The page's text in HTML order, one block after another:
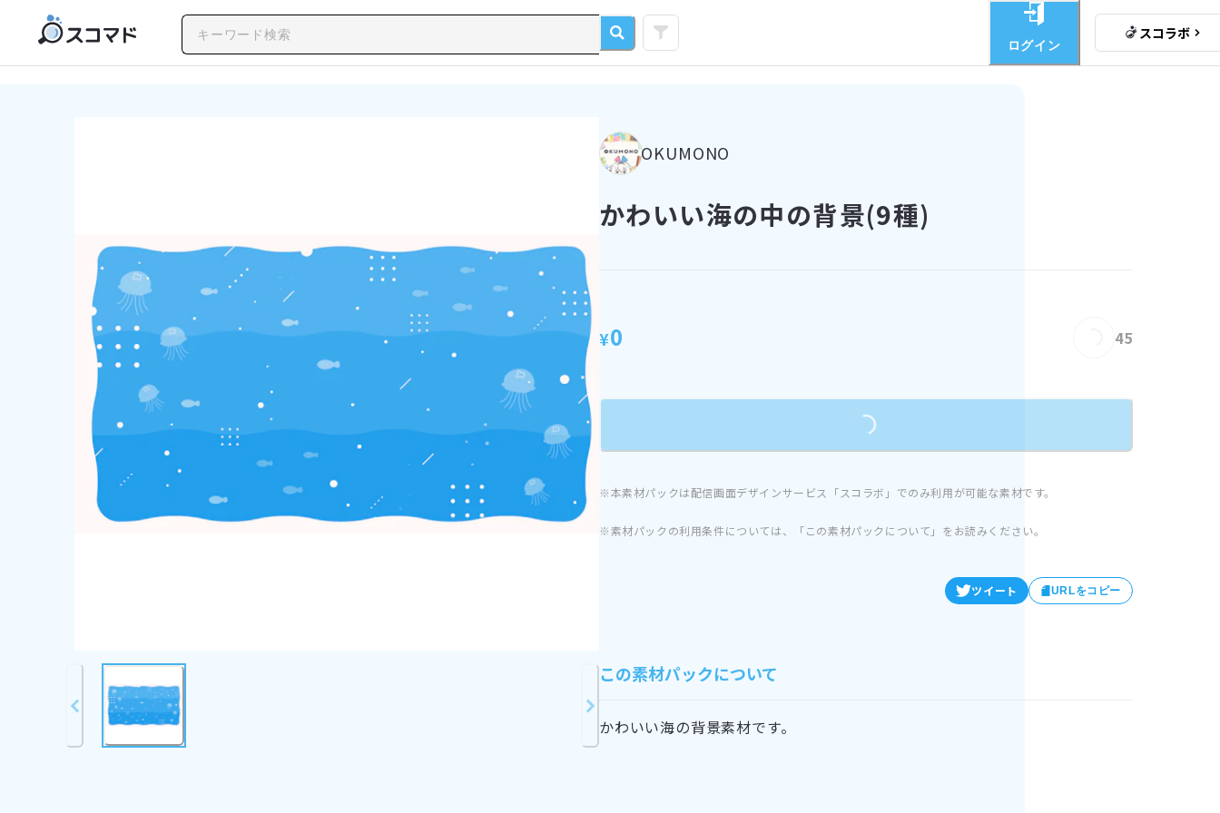
ログイン
スコラボ
OKUMONO
かわいい海の中の背景(9種)
¥0 45
Loading...
※本素材パックは配信画面デザインサービス「スコラボ」でのみ利用が可能な素材です。
※素材パックの利用条件については、「この素材パックについて」をお読みください。
ツイート URLをコピー
この素材パックについて
かわいい海の背景素材です。